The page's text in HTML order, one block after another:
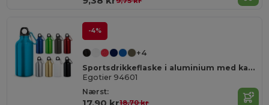
-4%
+4
Sportsdrikkeflaske i aluminium med karabin , kan rumme op til 400 ml
Egotier 94601
Nærst:
17,90 kr18,70 kr